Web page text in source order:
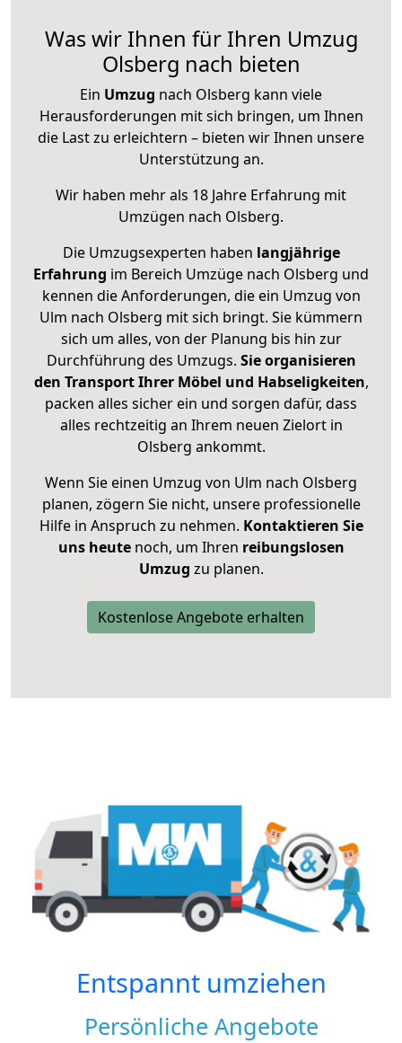
Was wir Ihnen für Ihren Umzug
Olsberg nach bieten
Ein Umzug nach Olsberg kann viele
Herausforderungen mit sich bringen, um Ihnen
die Last zu erleichtern – bieten wir Ihnen unsere
Unterstützung an.
Wir haben mehr als 18 Jahre Erfahrung mit
Umzügen nach Olsberg.
Die Umzugsexperten haben langjährige
Erfahrung im Bereich Umzüge nach Olsberg und
kennen die Anforderungen, die ein Umzug von
Ulm nach Olsberg mit sich bringt. Sie kümmern
sich um alles, von der Planung bis hin zur
Durchführung des Umzugs. Sie organisieren
den Transport Ihrer Möbel und Habseligkeiten,
packen alles sicher ein und sorgen dafür, dass
alles rechtzeitig an Ihrem neuen Zielort in
Olsberg ankommt.
Wenn Sie einen Umzug von Ulm nach Olsberg
planen, zögern Sie nicht, unsere professionelle
Hilfe in Anspruch zu nehmen. Kontaktieren Sie
uns heutenoch, um Ihren reibungslosen
Umzug zu planen.
Kostenlose Angebote erhalten
Entspannt umziehen
Persönliche Angebote